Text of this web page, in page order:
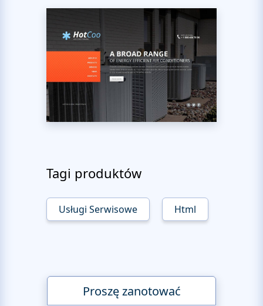
Tagi produktów
Usługi Serwisowe Html
Proszę zanotować